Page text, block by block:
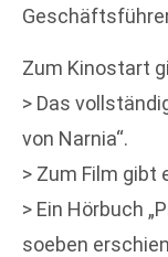
Zum Kinostart
> Das
von Narnia“.
> Zum Film gibt
> Ein Hörbuch
soeben